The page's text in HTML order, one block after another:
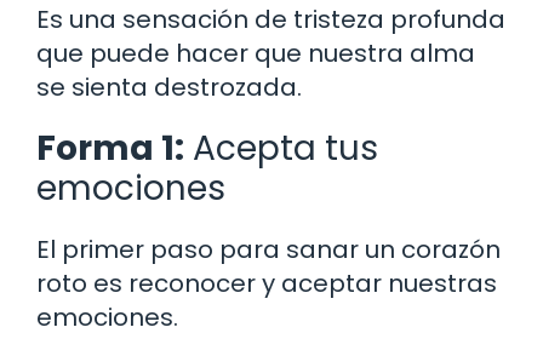
Es una sensación de tristeza profunda
que puede hacer que nuestra alma
se sienta destrozada.
Forma 1: Acepta tus
emociones
El primer paso para sanar un corazón
roto es reconocer y aceptar nuestras
emociones.